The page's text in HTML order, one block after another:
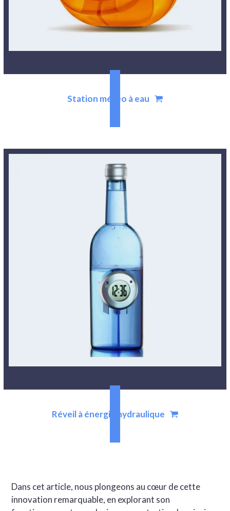
Station météo à eau
Réveil à énergie hydraulique
Dans cet article, nous plongeons au cœur de cette
innovation remarquable, en explorant son